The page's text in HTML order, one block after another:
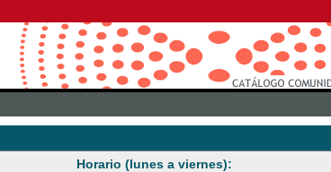
Horario (lunes a viernes):